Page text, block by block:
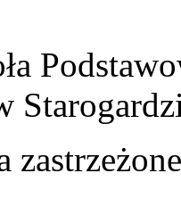
zastrzeżone